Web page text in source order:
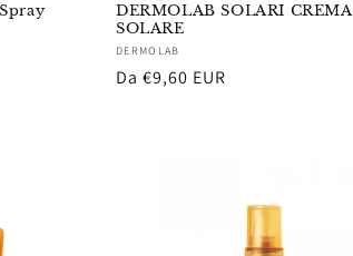
DERMOLAB SOLARI CREMA
SOLARE
Fornitore:
DERMOLAB
Prezzo
Da €9,60 EUR